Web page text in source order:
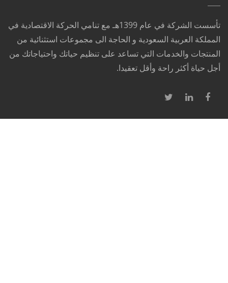
تأسست الشركة في عام 1399هـ مع تنامي الحركة الاقتصادية في
المملكة العربية السعودية و الحاجة الى مجموعات استثنائية من
المنتجات والخدمات التي تساعد على تنظيم حياتك واحتياجاتك من
أجل حياة أكثر راحة وأقل تعقيدا.